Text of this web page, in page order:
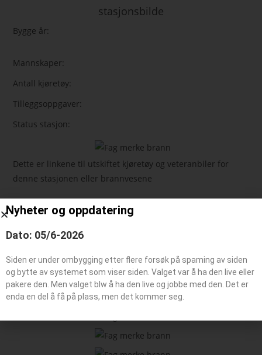
stasjonsbilde
Bygge år:
Mannskaper:
Antall kjøretøy:
Tilleggsoppgaver:
Status stasjon:
Dette er linkene til utskiftet kjøretøy og veteranbiler for
denne stasjonen eller brannvesene
Feie-/tilsynsbil, Administrasjonsbil
Påhengsvogn
Beredskaps kjøretøy
Nyheter og oppdatering
Dato: 05/6-2026
Siden er under ombygging etter flere forsøk på spaming av siden
og bytte av systemet som viser siden. Valget var å ha den live eller
pakere den. Men valget blw å ha den live og jobbe med den. Det er
enda en del å få på plass, men det kommer seg.